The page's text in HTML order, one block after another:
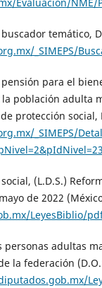
buscador temático,
_SIMEPS/
pensión para el
población adulta
protección social,
_SIMEPS/
(L.D.S.)
de 2022
LeyesBiblio/
personas adultas
la federación